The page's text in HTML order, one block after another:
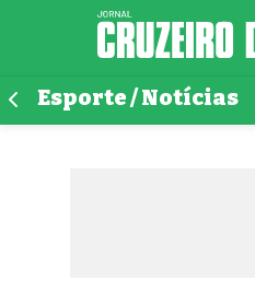
Esporte / Notícias